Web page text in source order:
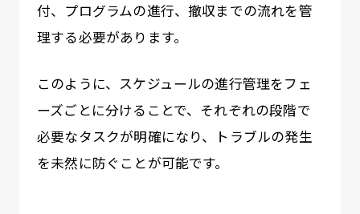
付、プログラムの進行、撤収までの流れを管
理する必要があります。
このように、スケジュールの進行管理をフェ
ーズごとに分けることで、それぞれの段階で
必要なタスクが明確になり、トラブルの発生
を未然に防ぐことが可能です。